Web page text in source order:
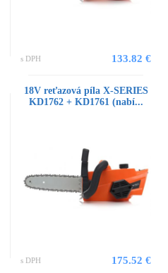
s DPH 133.82 €
18V reťazová píla X-SERIES
KD1762 + KD1761 (nabí...
s DPH 175.52 €